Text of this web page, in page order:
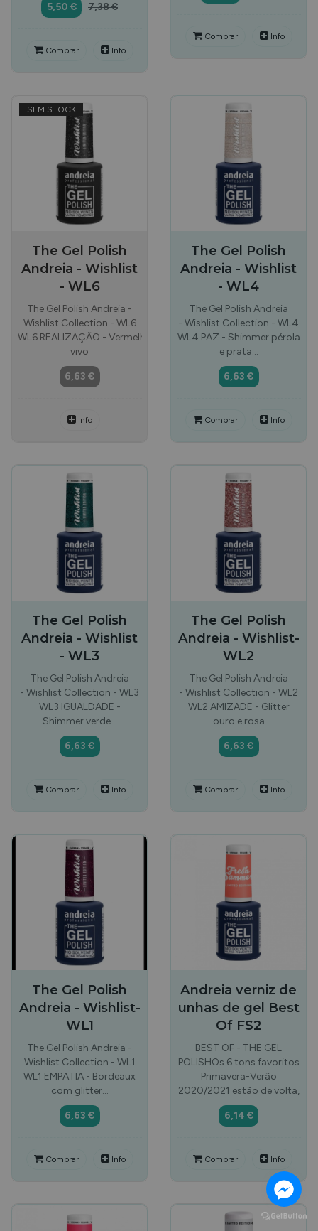
5,50 € 7,38 €
Comprar Info
Comprar Info
SEM STOCK
The Gel Polish
Andreia - Wishlist
- WL6
The Gel Polish Andreia -
Wishlist Collection - WL6
WL6 REALIZAÇÃO - Vermelho
vivo
6,63 €
Info
The Gel Polish
Andreia - Wishlist
- WL4
The Gel Polish Andreia
- Wishlist Collection - WL4
WL4 PAZ - Shimmer pérola
e prata…
6,63 €
Comprar Info
The Gel Polish
Andreia - Wishlist
- WL3
The Gel Polish Andreia
- Wishlist Collection - WL3
WL3 IGUALDADE -
Shimmer verde…
6,63 €
Comprar Info
The Gel Polish
Andreia - Wishlist-
WL2
The Gel Polish Andreia
- Wishlist Collection - WL2
WL2 AMIZADE - Glitter
ouro e rosa
6,63 €
Comprar Info
The Gel Polish
Andreia - Wishlist-
WL1
The Gel Polish Andreia -
Wishlist Collection - WL1
WL1 EMPATIA - Bordeaux
com glitter…
6,63 €
Comprar Info
Andreia verniz de
unhas de gel Best
Of FS2
BEST OF - THE GEL
POLISHOs 6 tons favoritos
Primavera-Verão
2020/2021 estão de volta,
6,14 €
Comprar Info